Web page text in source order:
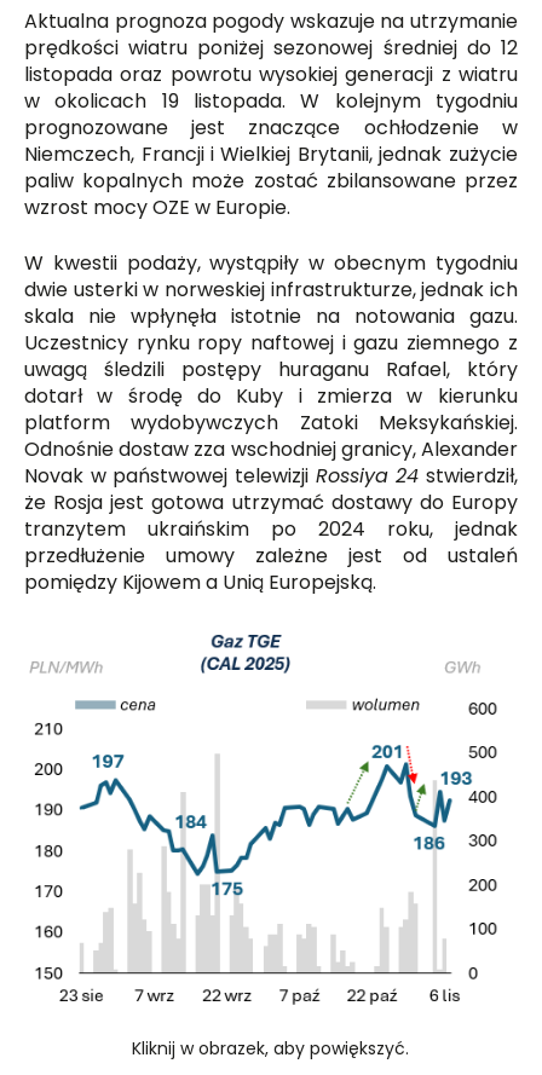
Aktualna prognoza pogody wskazuje na utrzymanie
prędkości wiatru poniżej sezonowej średniej do 12
listopada oraz powrotu wysokiej generacji z wiatru
w okolicach 19 listopada. W kolejnym tygodniu
prognozowane jest znaczące ochłodzenie w
Niemczech, Francji i Wielkiej Brytanii, jednak zużycie
paliw kopalnych może zostać zbilansowane przez
wzrost mocy OZE w Europie.
W kwestii podaży, wystąpiły w obecnym tygodniu
dwie usterki w norweskiej infrastrukturze, jednak ich
skala nie wpłynęła istotnie na notowania gazu.
Uczestnicy rynku ropy naftowej i gazu ziemnego z
uwagą śledzili postępy huraganu Rafael, który
dotarł w środę do Kuby i zmierza w kierunku
platform wydobywczych Zatoki Meksykańskiej.
Odnośnie dostaw zza wschodniej granicy, Alexander
Novak w państwowej telewizji Rossiya 24 stwierdził,
że Rosja jest gotowa utrzymać dostawy do Europy
tranzytem ukraińskim po 2024 roku, jednak
przedłużenie umowy zależne jest od ustaleń
pomiędzy Kijowem a Unią Europejską.
Kliknij w obrazek, aby powiększyć.